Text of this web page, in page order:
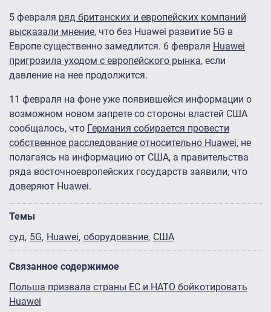
5 февраля ряд британских и европейских компаний
высказали мнение, что без Huawei развитие 5G в
Европе существенно замедлится. 6 февраля Huawei
пригрозила уходом с европейского рынка, если
давление на нее продолжится.
11 февраля на фоне уже появившейся информации о
возможном новом запрете со стороны властей США
сообщалось, что Германия собирается провести
собственное расследование относительно Huawei, не
полагаясь на информацию от США, а правительства
ряда восточноевропейских государств заявили, что
доверяют Huawei.
Темы
суд 5G Huawei оборудование США
Связанное содержимое
Польша призвала страны ЕС и НАТО бойкотировать
Huawei